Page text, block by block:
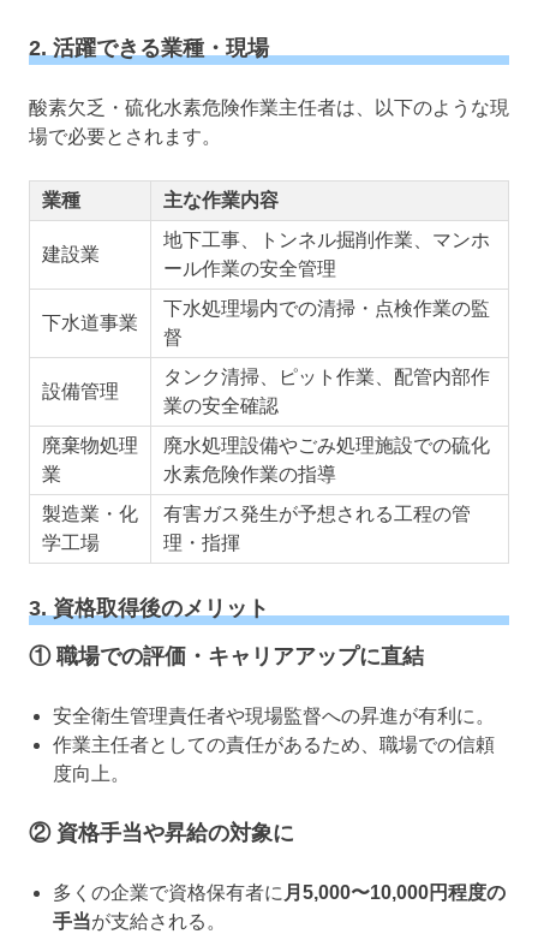
2. 活躍できる業種・現場
酸素欠乏・硫化水素危険作業主任者は、以下のような現
場で必要とされます。
業種 主な作業内容
建設業
地下工事、トンネル掘削作業、マンホ
ール作業の安全管理
下水道事業
下水処理場内での清掃・点検作業の監
督
設備管理
タンク清掃、ピット作業、配管内部作
業の安全確認
廃棄物処理
業
廃水処理設備やごみ処理施設での硫化
水素危険作業の指導
製造業・化
学工場
有害ガス発生が予想される工程の管
理・指揮
3. 資格取得後のメリット
① 職場での評価・キャリアアップに直結
安全衛生管理責任者や現場監督への昇進が有利に。
作業主任者としての責任があるため、職場での信頼
度向上。
② 資格手当や昇給の対象に
多くの企業で資格保有者に月5,000〜10,000円程度の
手当が支給される。